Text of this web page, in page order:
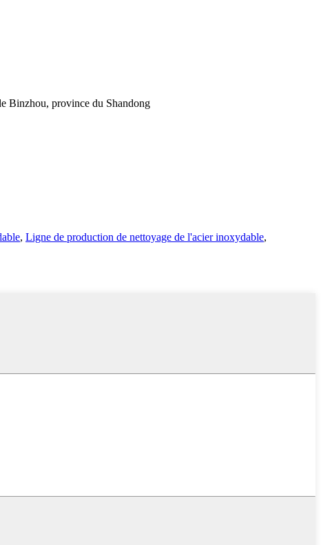
Binzhou, province du Shandong
, Ligne de production de nettoyage de l'acier inoxydable,